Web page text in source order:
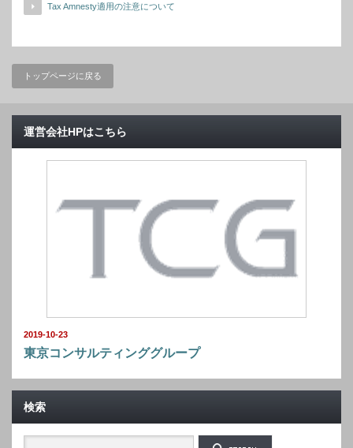
Tax Amnesty適用の注意について
トップページに戻る
運営会社HPはこちら
2019-10-23
東京コンサルティンググループ
検索